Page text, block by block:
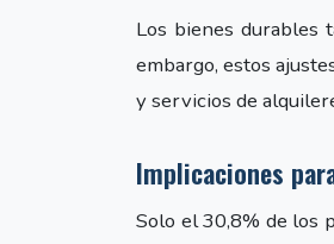
Los bienes durables
embargo, estos
y servicios de
Implicaciones
Solo el 30,8% de los